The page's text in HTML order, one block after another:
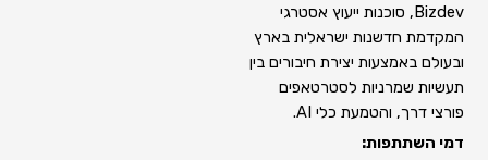
Bizdev, סוכנות ייעוץ אסטרגי
המקדמת חדשנות ישראלית בארץ
ובעולם באמצעות יצירת חיבורים בין
תעשיות שמרניות לסטרטאפים
פורצי דרך, והטמעת כלי AI.
דמי השתתפות: